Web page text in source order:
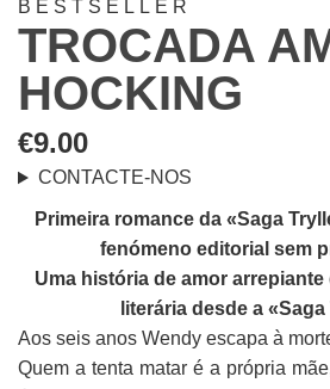
BESTSELLER
TROCADA
HOCKING
€9.00
CONTACTE-NOS
Primeira romance da «Saga
fenómeno editorial sem
Uma história de amor
literária desde a
Aos seis anos Wendy escapa à
Quem a tenta matar é a própria